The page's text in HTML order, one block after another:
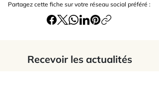
Partagez cette fiche sur votre réseau social préféré :
Recevoir les actualités